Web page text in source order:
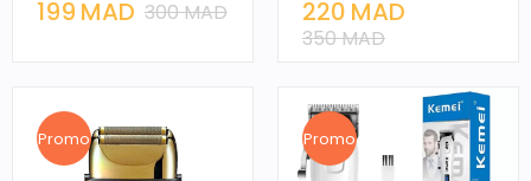
Multifonction –
199 MAD 300 MAD
d'Épilation Électrique
Rechargeable pour
Femmes, Soin
220 MAD
350 MAD
Promo Promo